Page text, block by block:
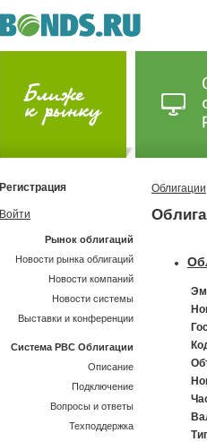
Облигации
Регистрация
Войти
Рынок облигаций
Новости рынка облигаций
Новости компаний
Новости системы
Выставки и конференции
Система РВС Облигации
Описание
Подключение
Вопросы и ответы
Техподдержка